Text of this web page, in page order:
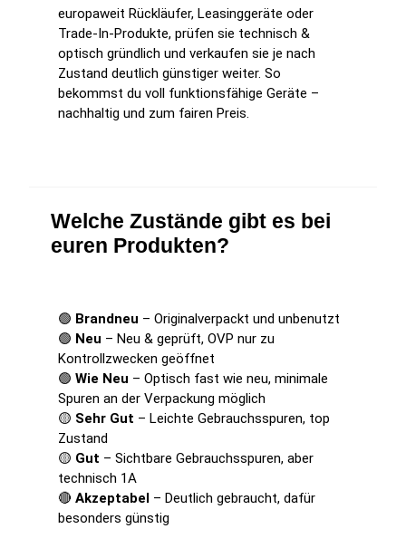
europaweit Rückläufer, Leasinggeräte oder
Trade-In-Produkte, prüfen sie technisch &
optisch gründlich und verkaufen sie je nach
Zustand deutlich günstiger weiter. So
bekommst du voll funktionsfähige Geräte –
nachhaltig und zum fairen Preis.
Welche Zustände gibt es bei
euren Produkten?
🟢 Brandneu – Originalverpackt und unbenutzt
🟢 Neu – Neu & geprüft, OVP nur zu
Kontrollzwecken geöffnet
🟢 Wie Neu – Optisch fast wie neu, minimale
Spuren an der Verpackung möglich
🟡 Sehr Gut – Leichte Gebrauchsspuren, top
Zustand
🟡 Gut – Sichtbare Gebrauchsspuren, aber
technisch 1A
🔴 Akzeptabel – Deutlich gebraucht, dafür
besonders günstig